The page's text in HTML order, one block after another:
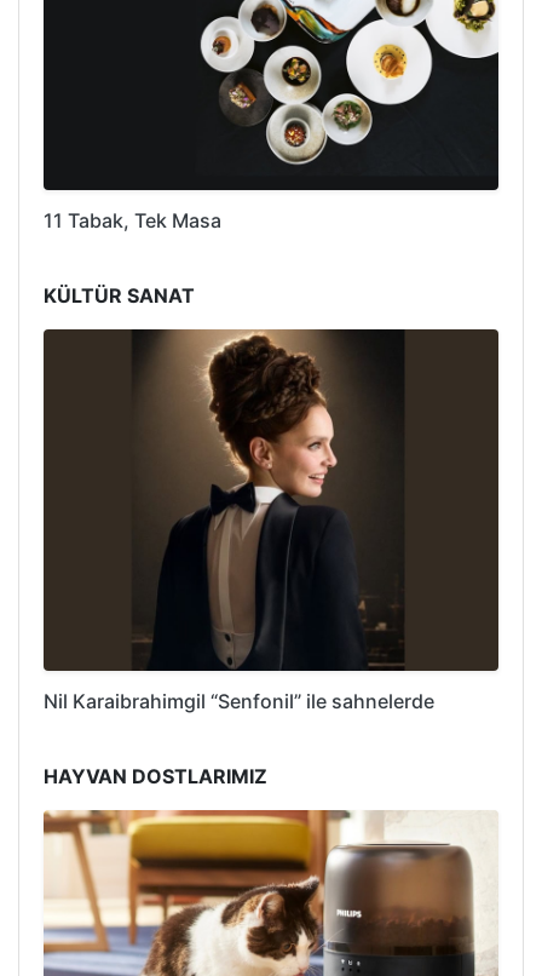
11 Tabak, Tek Masa
KÜLTÜR SANAT
Nil Karaibrahimgil “Senfonil” ile sahnelerde
HAYVAN DOSTLARIMIZ